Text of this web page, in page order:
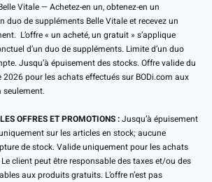
Vitale — Achetez-en un, obtenez-en un
duo de suppléments Belle Vitale et recevez un
L’offre « un acheté, un gratuit » s’applique
d’un duo de suppléments. Limite d’un duo
Jusqu’à épuisement des stocks. Offre valide du
pour les achats effectués sur BODi.com aux
seulement.
OFFRES ET PROMOTIONS :Jusqu’à épuisement
sur les articles en stock; aucune
de stock. Valide uniquement pour les achats
client peut être responsable des taxes et/ou des
aux produits gratuits. L’offre n’est pas